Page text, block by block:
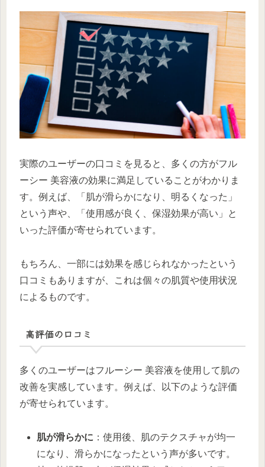
実際のユーザーの口コミを見ると、多くの方がフル
ーシー 美容液の効果に満足していることがわかりま
す。例えば、「肌が滑らかになり、明るくなった」
という声や、「使用感が良く、保湿効果が高い」と
いった評価が寄せられています。
もちろん、一部には効果を感じられなかったという
口コミもありますが、これは個々の肌質や使用状況
によるものです。
高評価の口コミ
多くのユーザーはフルーシー 美容液を使用して肌の
改善を実感しています。例えば、以下のような評価
が寄せられています。
肌が滑らかに ：使用後、肌のテクスチャが均一
になり、滑らかになったという声が多いです。